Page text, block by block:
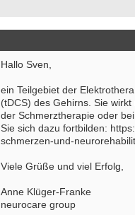
Hallo Sven,
ein Teilgebiet der
(tDCS) des Gehirns. Sie
der Schmerztherapie oder
Sie sich dazu fortbilden:
schmerzen-und-
Viele Grüße und viel Erfolg,
Anne Klüger-Franke
neurocare group
29221 - Celle
Attraktive
Monatsgehalt
13507 - Berlin